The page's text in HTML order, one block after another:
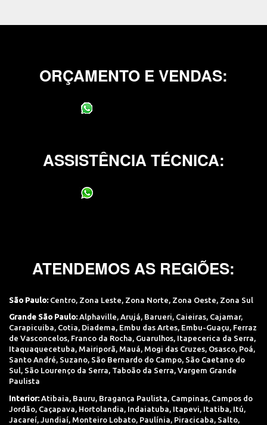
ORÇAMENTO E VENDAS:
ASSISTÊNCIA TÉCNICA:
ATENDEMOS AS REGIÕES:
São Paulo: Centro Zona Leste Zona Norte Zona Oeste Zona Sul
Grande São Paulo: Alphaville, Arujá, Barueri, Caieiras, Cajamar,
Carapicuiba, Cotia, Diadema, Embu das Artes, Embu-Guaçu, Ferraz
de Vasconcelos, Franco da Rocha, Guarulhos, Itapecerica da Serra,
Itaquaquecetuba, Mairiporã, Mauá, Mogi das Cruzes, Osasco, Poá,
Santo André, Suzano, São Bernardo do Campo, São Caetano do
Sul, São Lourenço da Serra, Taboão da Serra, Vargem Grande
Paulista
Interior: Atibaia Bauru Bragança Paulista Campinas Campos do
Jordão Caçapava Hortolandia Indaiatuba Itapevi Itatiba Itú
Jacareí
Jundiaí Monteiro Lobato Paulínia Piracicaba Salto